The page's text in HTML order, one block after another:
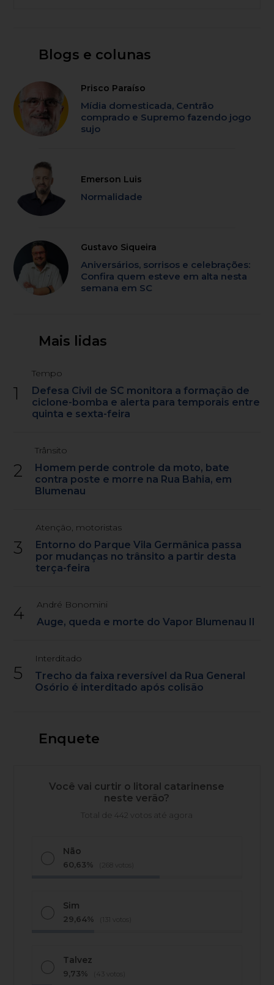
Blogs e colunas
Prisco Paraíso
Mídia domesticada, Centrão
comprado e Supremo fazendo jogo
sujo
Emerson Luis
Normalidade
Gustavo Siqueira
Aniversários, sorrisos e celebrações:
Confira quem esteve em alta nesta
semana em SC
Mais lidas
1
Tempo
Defesa Civil de SC monitora a formação de
ciclone-bomba e alerta para temporais entre
quinta e sexta-feira
2
Trânsito
Homem perde controle da moto, bate
contra poste e morre na Rua Bahia, em
Blumenau
3
Atenção, motoristas
Entorno do Parque Vila Germânica passa
por mudanças no trânsito a partir desta
terça-feira
4 André Bonomini
Auge, queda e morte do Vapor Blumenau II
5
Interditado
Trecho da faixa reversível da Rua General
Osório é interditado após colisão
Enquete
Você vai curtir o litoral catarinense
neste verão?
Total de 442 votos até agora
Não
60,63% (268 votos)
Sim
29,64% (131 votos)
Talvez
9,73% (43 votos)